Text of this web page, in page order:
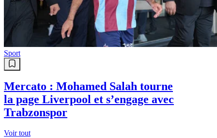
Sport
Mercato : Mohamed Salah tourne
la page Liverpool et s’engage avec
Trabzonspor
Voir tout